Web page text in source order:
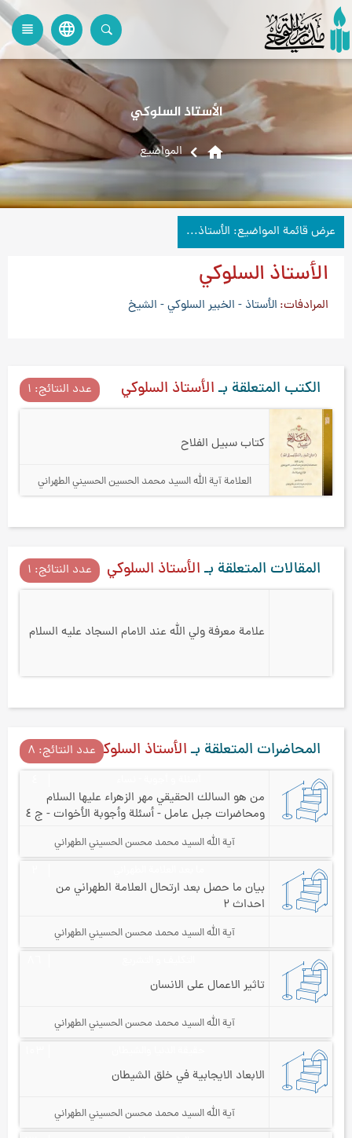
language
view_headline
الأستاذ السلوكي
home المواضیع
عرض قائمة المواضيع: الأستاذ السلوكي
الأستاذ السلوكي
المرادفات الأستاذ - الخبير السلوكي - الشيخ
الكتب المتعلقة بـالأستاذ السلوكي عدد النتائج: ۱
كتاب سبيل الفلاح
العلامة آیة الله السيد محمد الحسين الحسيني الطهراني
المقالات المتعلقة بـالأستاذ السلوكي عدد النتائج: ۱
علامة معرفة ولي الله عند الامام السجاد عليه السلام
المحاضرات المتعلقة بـالأستاذ السلوكيعدد النتائج: ۸
من هو السالك الحقيقي مهر الزهراء عليها السلام
ومحاضرات جبل عامل - أسئلة وأجوبة الأخوات - ج ٤
آية الله السيد محمد محسن الحسيني الطهراني
بيان ما حصل بعد ارتحال العلامة الطهراني من
احداث ۲
آية الله السيد محمد محسن الحسيني الطهراني
تاثير الاعمال على الانسان
آية الله السيد محمد محسن الحسيني الطهراني
الابعاد الايجابية في خلق الشيطان
آية الله السيد محمد محسن الحسيني الطهراني